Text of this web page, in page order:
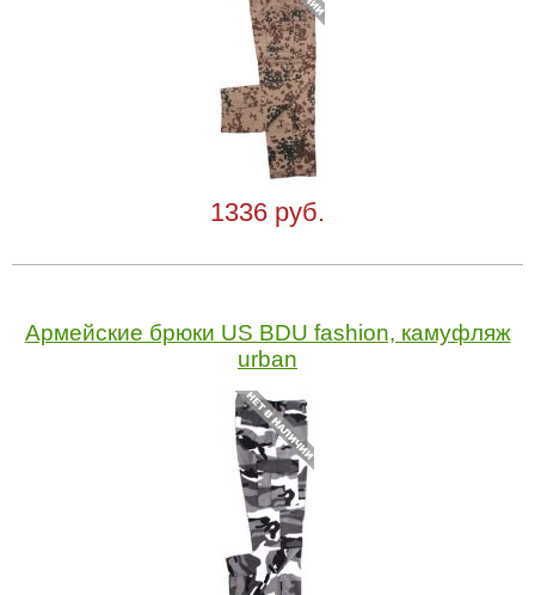
1336 руб.
Армейские брюки US BDU fashion, камуфляж
urban